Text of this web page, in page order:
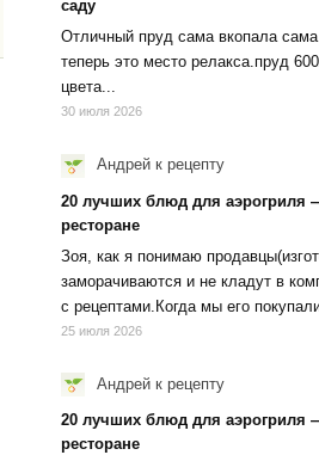
саду
Отличный пруд сама вкопала
теперь это место релакса.пруд
цвета...
30 июля 2026
Андрей к рецепту
20 лучших блюд для аэрогриля
ресторане
Зоя, как я понимаю
заморачиваются и не кладут в
с рецептами.Когда мы его
25 июля 2026
Андрей к рецепту
20 лучших блюд для аэрогриля
ресторане